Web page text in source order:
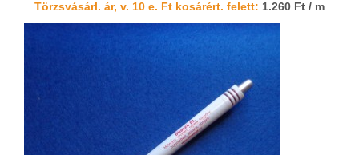
Törzsvásárl. ár, v. 10 e. Ft kosárért. felett: 1.260 Ft / m